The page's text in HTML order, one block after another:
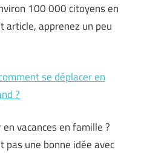
100 000 citoyens en
article, apprenez un peu
se déplacer en
?
vacances en famille ?
pas une bonne idée avec